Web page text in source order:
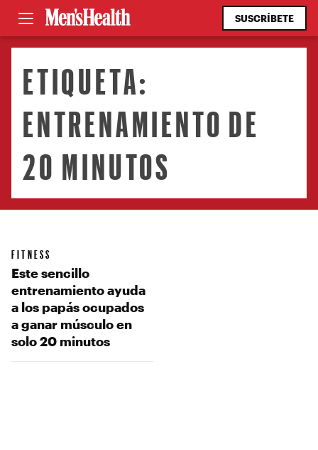
SUSCRÍBETE
ETIQUETA:
ENTRENAMIENTO DE
20 MINUTOS
FITNESS
Este sencillo
entrenamiento ayuda
a los papás ocupados
a ganar músculo en
solo 20 minutos